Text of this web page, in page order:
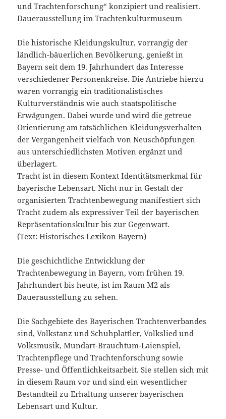
und Trachtenforschung“ konzipiert und realisiert.
Dauerausstellung im Trachtenkulturmuseum
Die historische Kleidungskultur, vorrangig der
ländlich-bäuerlichen Bevölkerung, genießt in
Bayern seit dem 19. Jahrhundert das Interesse
verschiedener Personenkreise. Die Antriebe hierzu
waren vorrangig ein traditionalistisches
Kulturverständnis wie auch staatspolitische
Erwägungen. Dabei wurde und wird die getreue
Orientierung am tatsächlichen Kleidungsverhalten
der Vergangenheit vielfach von Neuschöpfungen
aus unterschiedlichsten Motiven ergänzt und
überlagert.
Tracht ist in diesem Kontext Identitätsmerkmal für
bayerische Lebensart. Nicht nur in Gestalt der
organisierten Trachtenbewegung manifestiert sich
Tracht zudem als expressiver Teil der bayerischen
Repräsentationskultur bis zur Gegenwart.
(Text: Historisches Lexikon Bayern)
Die geschichtliche Entwicklung der
Trachtenbewegung in Bayern, vom frühen 19.
Jahrhundert bis heute, ist im Raum M2 als
Dauerausstellung zu sehen.
Die Sachgebiete des Bayerischen Trachtenverbandes
sind, Volkstanz und Schuhplattler, Volkslied und
Volksmusik, Mundart-Brauchtum-Laienspiel,
Trachtenpflege und Trachtenforschung sowie
Presse- und Öffentlichkeitsarbeit. Sie stellen sich mit
in diesem Raum vor und sind ein wesentlicher
Bestandteil zu Erhaltung unserer bayerischen
Lebensart und Kultur.